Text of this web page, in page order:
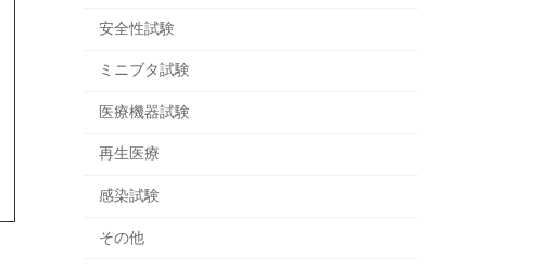
安全性試験
ミニブタ試験
医療機器試験
再生医療
感染試験
その他